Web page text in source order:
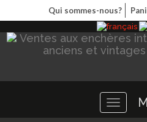
Qui sommes-nous?
Toggle